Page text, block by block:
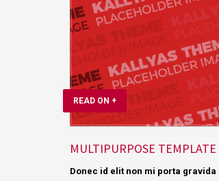
READ ON +
MULTIPURPOSE TEMPLATE
Donec id elit non mi porta gravida